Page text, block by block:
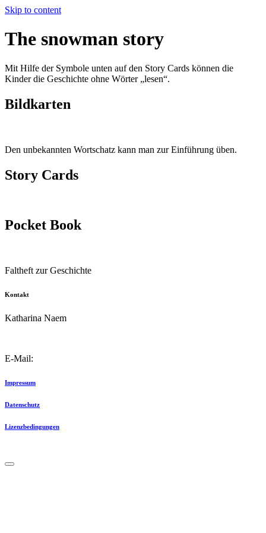
Skip to content
The snowman story
Mit Hilfe der Symbole unten auf den Story Cards können die
Kinder die Geschichte ohne Wörter „lesen“.
Bildkarten
Den unbekannten Wortschatz kann man zur Einführung üben.
Story Cards
Pocket Book
Faltheft zur Geschichte
Kontakt
Katharina Naem
E-Mail:
Impressum
Datenschutz
Lizenzbedingungen